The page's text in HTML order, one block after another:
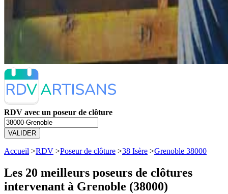
RDV avec un poseur de clôture
VALIDER
Accueil >RDV >Poseur de clôture >38 Isère >Grenoble 38000
Les 20 meilleurs poseurs de clôtures
intervenant à Grenoble (38000)